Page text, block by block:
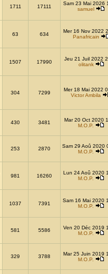
1711 17111
Sam 23 Mai 2026
samuel
63 634
Mer 16 Nov 2022
Panafricain
1507 17990
Jeu 21 Juil 2022
olitank
304 7299
Mer 18 Mai 2022
Victor Ambila
430 3481
Mar 20 Oct 2020
M.O.P.
253 2870
Sam 29 Aoû 2020
M.O.P.
981 16260
Lun 24 Aoû 2020
M.O.P.
1037 7391
Sam 16 Mai 2020
M.O.P.
581 5586
Ven 20 Déc 2019
M.O.P.
329 3788
Mar 25 Juin 2019
M.O.P.